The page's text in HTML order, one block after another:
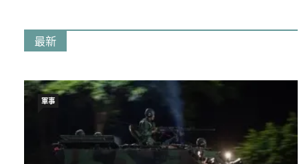
最新
軍事